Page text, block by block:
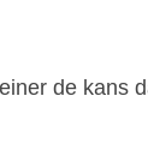
de kans